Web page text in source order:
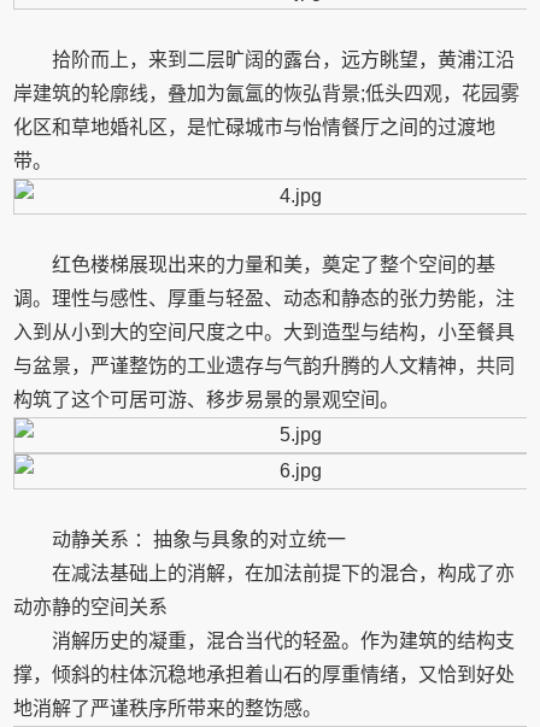
拾阶而上，来到二层旷阔的露台，远方眺望，黄浦江沿
岸建筑的轮廓线，叠加为氤氲的恢弘背景;低头四观，花园雾
化区和草地婚礼区，是忙碌城市与怡情餐厅之间的过渡地
带。
红色楼梯展现出来的力量和美，奠定了整个空间的基
调。理性与感性、厚重与轻盈、动态和静态的张力势能，注
入到从小到大的空间尺度之中。大到造型与结构，小至餐具
与盆景，严谨整饬的工业遗存与气韵升腾的人文精神，共同
构筑了这个可居可游、移步易景的景观空间。
动静关系 ：抽象与具象的对立统一
在减法基础上的消解，在加法前提下的混合，构成了亦
动亦静的空间关系
消解历史的凝重，混合当代的轻盈。作为建筑的结构支
撑，倾斜的柱体沉稳地承担着山石的厚重情绪，又恰到好处
地消解了严谨秩序所带来的整饬感。